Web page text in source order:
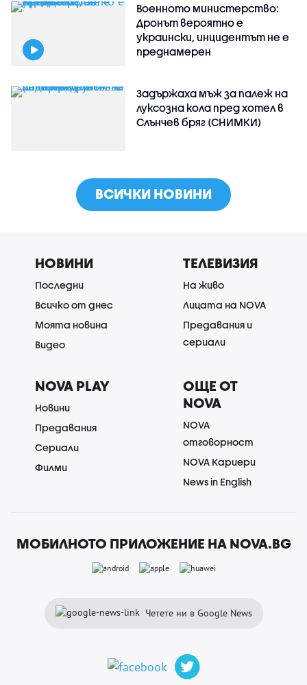
Военното министерство:
Дронът вероятно е
украински, инцидентът не е
преднамерен
Задържаха мъж за палеж на
луксозна кола пред хотел в
Слънчев бряг (СНИМКИ)
ВСИЧКИ НОВИНИ
НОВИНИ
Последни
Всичко от днес
Моята новина
Видео
ТЕЛЕВИЗИЯ
На живо
Лицата на NOVA
Предавания и
сериали
NOVA PLAY
Новини
Предавания
Сериали
Филми
ОЩЕ ОТ
NOVA
NOVA
отговорност
NOVA Кариери
News in English
МОБИЛНОТО ПРИЛОЖЕНИЕ НА NOVA.BG
Четете ни в Google News